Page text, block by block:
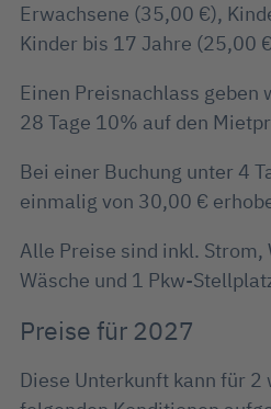
Erwachsene (35,00 €),
Kinder bis 17 Jahre (25,00
Einen Preisnachlass geben
28 Tage 10% auf den
Bei einer Buchung unter 4
einmalig von 30,00 €
Alle Preise sind inkl. Strom,
Wäsche und 1 Pkw-
Preise für 2027
Diese Unterkunft kann für 2